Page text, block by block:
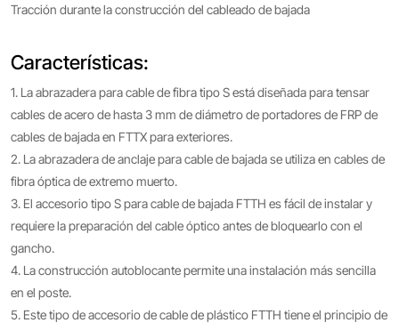
Tracción durante la construcción del cableado de bajada
Características:
1. La abrazadera para cable de fibra tipo S está diseñada para tensar
cables de acero de hasta 3 mm de diámetro de portadores de FRP de
cables de bajada en FTTX para exteriores.
2. La abrazadera de anclaje para cable de bajada se utiliza en cables de
fibra óptica de extremo muerto.
3. El accesorio tipo S para cable de bajada FTTH es fácil de instalar y
requiere la preparación del cable óptico antes de bloquearlo con el
gancho.
4. La construcción autoblocante permite una instalación más sencilla
en el poste.
5. Este tipo de accesorio de cable de plástico FTTH tiene el principio de